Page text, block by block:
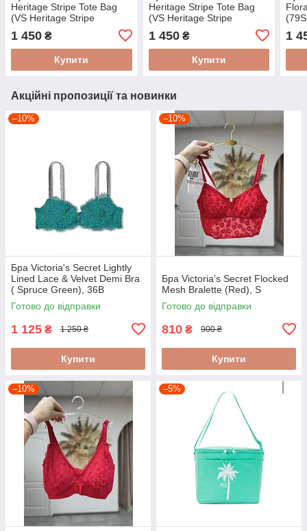
Heritage Stripe Tote Bag
(VS Heritage Stripe
1 450 ₴
Купити
Heritage Stripe Tote Bag
(VS Heritage Stripe
1 450₴
Купити
1
Акційні пропозиції та новинки
–10%
Бра Victoria's Secret Lightly
Lined Lace & Velvet Demi Bra
( Spruce Green), 36B
Готово до відправки
1 125 ₴ 1 250 ₴
Купити
–10%
Бра Victoria's Secret Flocked
Mesh Bralette (Red), S
Готово до відправки
810 ₴ 900 ₴
Купити
–10% –5%